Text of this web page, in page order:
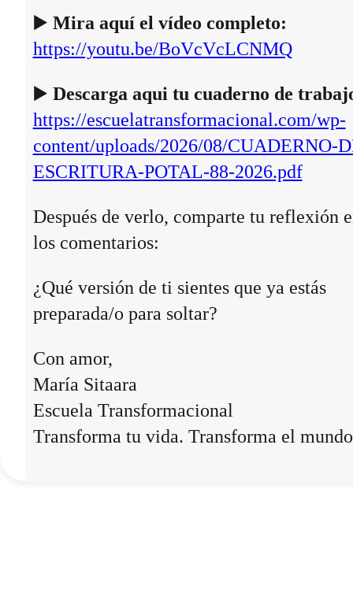
▶️ Mira aquí el vídeo completo:
https://youtu.be/BoVcVcLCNMQ
▶️ Descarga aqui tu cuaderno de
https://escuelatransformacional.com/wp-
content/uploads/2026/08/CUADERNO-
ESCRITURA-POTAL-88-2026.pdf
Después de verlo, comparte tu reflexión
los comentarios:
¿Qué versión de ti sientes que ya estás
preparada/o para soltar?
Con amor,
María Sitaara
Escuela Transformacional
Transforma tu vida. Transforma el